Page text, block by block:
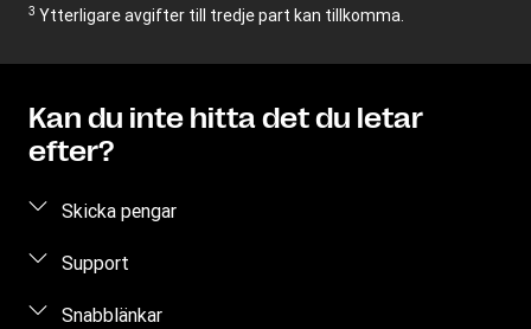
3 Ytterligare avgifter till tredje part kan tillkomma.
Kan du inte hitta det du letar
efter?
Skicka pengar
Skicka pengar online
Support
Vanliga frågor
Snabblänkar